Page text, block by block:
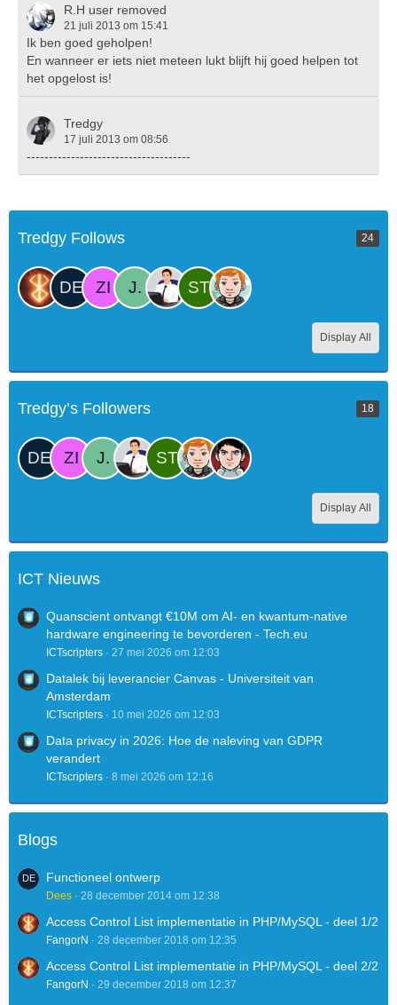
R.H user removed
21 juli 2013 om 15:41
Ik ben goed geholpen!
En wanneer er iets niet meteen lukt blijft hij goed helpen tot
het opgelost is!
Tredgy
17 juli 2013 om 08:56
-------------------------------------
Tredgy Follows 24
Display All
Tredgy’s Followers 18
Display All
ICT Nieuws
Quanscient ontvangt €10M om AI- en kwantum-native
hardware engineering te bevorderen - Tech.eu
ICTscripters 27 mei 2026 om 12:03
Datalek bij leverancier Canvas - Universiteit van
Amsterdam
ICTscripters 10 mei 2026 om 12:03
Data privacy in 2026: Hoe de naleving van GDPR
verandert
ICTscripters 8 mei 2026 om 12:16
Blogs
Functioneel ontwerp
Dees 28 december 2014 om 12:38
Access Control List implementatie in PHP/MySQL - deel 1/2
FangorN 28 december 2018 om 12:35
Access Control List implementatie in PHP/MySQL - deel 2/2
FangorN 29 december 2018 om 12:37